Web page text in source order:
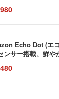
Echo Dot (エ
ンサー搭載、鮮